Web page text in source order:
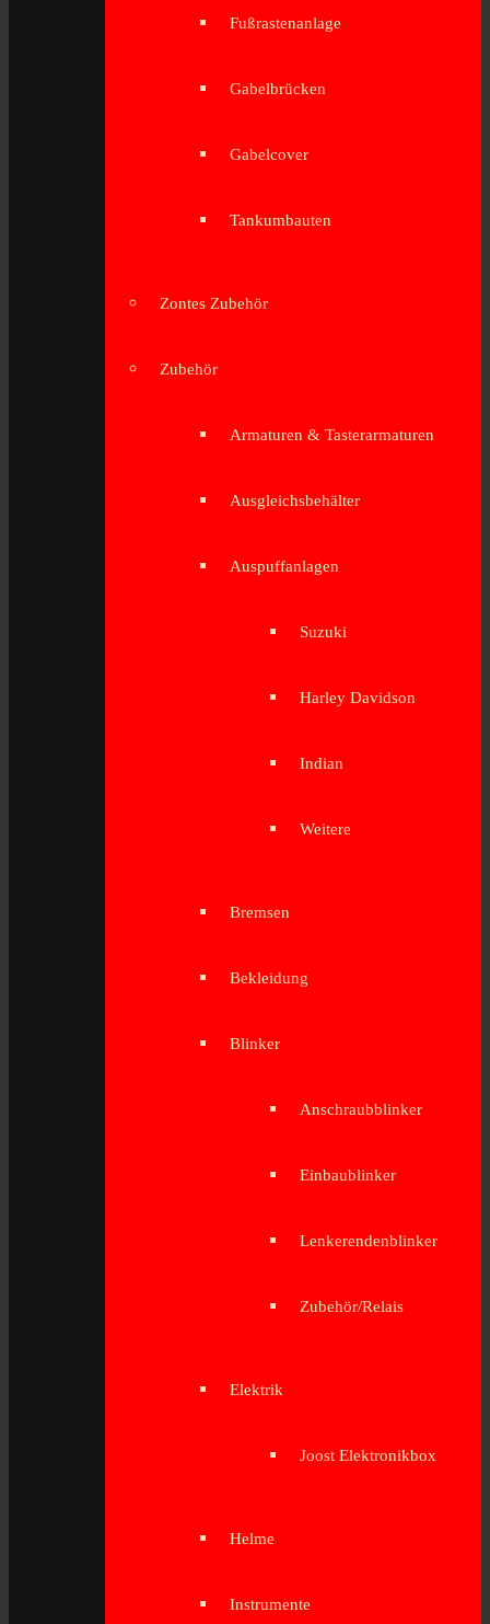
Fußrastenanlage
Gabelbrücken
Gabelcover
Tankumbauten
Zontes Zubehör
Zubehör
Armaturen & Tasterarmaturen
Ausgleichsbehälter
Auspuffanlagen
Suzuki
Harley Davidson
Indian
Weitere
Bremsen
Bekleidung
Blinker
Anschraubblinker
Einbaublinker
Lenkerendenblinker
Zubehör/Relais
Elektrik
Joost Elektronikbox
Helme
Instrumente